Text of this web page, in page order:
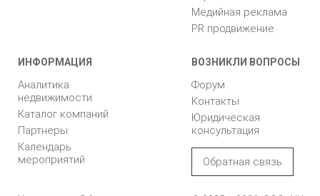
Медийная реклама
PR продвижение
ИНФОРМАЦИЯ
Аналитика
недвижимости
Каталог компаний
Партнеры
Календарь
мероприятий
ВОЗНИКЛИ ВОПРОСЫ
Форум
Контакты
Юридическая
консультация
Обратная связь